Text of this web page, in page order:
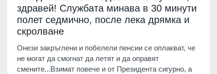
здравей! Службата минава в 30 минути
полет седмично, после лека дрямка и
скролване
Онези закръглени и побелели пенсии се оплакват, че
не могат да смогнат да летят и да оправят
смените...Взимат повече и от Президента сигурно, а